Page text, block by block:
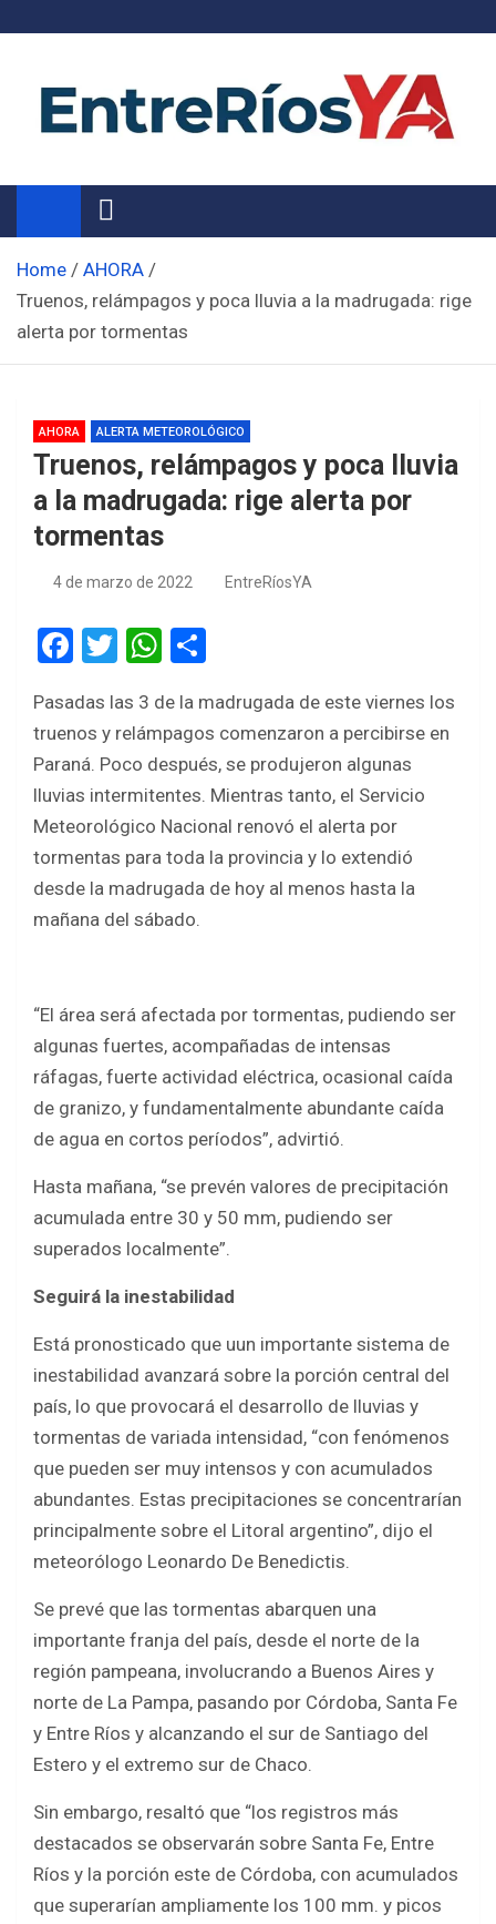
Noticias de Entre Ríos
Información de toda la provincia ahora
Home
AHORA
Truenos, relámpagos y poca lluvia a la madrugada: rige
alerta por tormentas
AHORA ALERTA METEOROLÓGICO
Truenos, relámpagos y poca lluvia
a la madrugada: rige alerta por
tormentas
4 de marzo de 2022 EntreRíosYA
F
ce
b
o
o
k
T
tt
er
W
at
s
A
p
p
ar
e
Pasadas las 3 de la madrugada de este viernes los
truenos y relámpagos comenzaron a percibirse en
Paraná. Poco después, se produjeron algunas
lluvias intermitentes. Mientras tanto, el Servicio
Meteorológico Nacional renovó el alerta por
tormentas para toda la provincia y lo extendió
desde la madrugada de hoy al menos hasta la
mañana del sábado.
“El área será afectada por tormentas, pudiendo ser
algunas fuertes, acompañadas de intensas
ráfagas, fuerte actividad eléctrica, ocasional caída
de granizo, y fundamentalmente abundante caída
de agua en cortos períodos”, advirtió.
Hasta mañana, “se prevén valores de precipitación
acumulada entre 30 y 50 mm, pudiendo ser
superados localmente”.
Seguirá la inestabilidad
Está pronosticado que uun importante sistema de
inestabilidad avanzará sobre la porción central del
país, lo que provocará el desarrollo de lluvias y
tormentas de variada intensidad, “con fenómenos
que pueden ser muy intensos y con acumulados
abundantes. Estas precipitaciones se concentrarían
principalmente sobre el Litoral argentino”, dijo el
meteorólogo Leonardo De Benedictis.
Se prevé que las tormentas abarquen una
importante franja del país, desde el norte de la
región pampeana, involucrando a Buenos Aires y
norte de La Pampa, pasando por Córdoba, Santa Fe
y Entre Ríos y alcanzando el sur de Santiago del
Estero y el extremo sur de Chaco.
Sin embargo, resaltó que “los registros más
destacados se observarán sobre Santa Fe, Entre
Ríos y la porción este de Córdoba, con acumulados
que superarían ampliamente los 100 mm. y picos